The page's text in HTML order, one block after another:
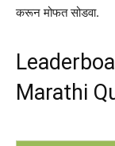
करून मोफत सोडवा.
Marathi